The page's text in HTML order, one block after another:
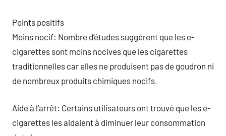
Points positifs
Moins nocif: Nombre d’études suggèrent que les e-
cigarettes sont moins nocives que les cigarettes
traditionnelles car elles ne produisent pas de goudron ni
de nombreux produits chimiques nocifs.
Aide à l’arrêt: Certains utilisateurs ont trouvé que les e-
cigarettes les aidaient à diminuer leur consommation